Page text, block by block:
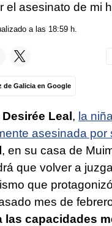
el asesinato de mi
a las 18:59 h.
de Galicia en Google
Leal, la niña
asesinada por
, en su casa de
que volver a
que
mes de
las capacidades